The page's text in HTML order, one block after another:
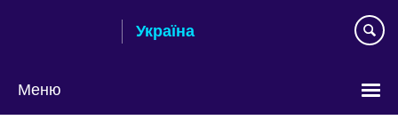
Україна
Меню